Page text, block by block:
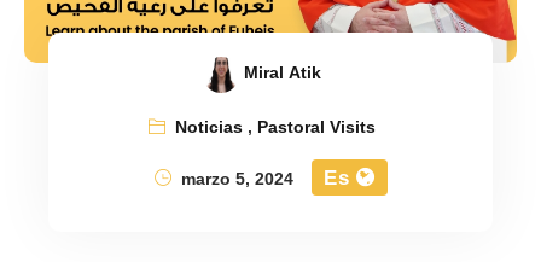
Miral Atik
Noticias, Pastoral Visits
marzo 5, 2024
Es